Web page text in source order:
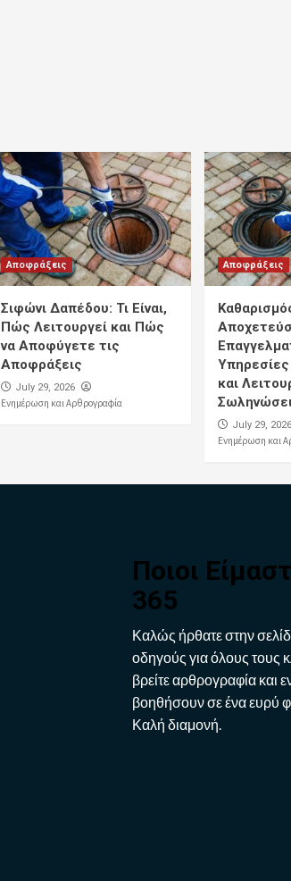
Αποφράξεις
Σιφώνι Δαπέδου: Τι Είναι,
Πώς Λειτουργεί και Πώς
να Αποφύγετε τις
Αποφράξεις
July 29, 2026
Ενημέρωση και Αρθρογραφία
Αποφράξεις
Υπηρεσίες
και
July 29, 2026
Ενημέρωση και
Ποιοι
365
Καλώς ήρθατε στην
οδηγούς για όλους τους
βρείτε αρθρογραφία
βοηθήσουν σε ένα ευρύ
Καλή διαμονή.